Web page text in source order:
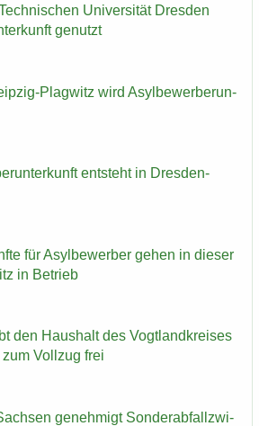
Uni­ver­si­tät Dres­den
ge­nutzt
​Plagwitz wird Asyl­be­wer­ber­un­
ent­steht in Dresden-​
für Asyl­be­wer­ber gehen in die­ser
in Be­trieb
den Haus­halt des Vogt­land­krei­ses
Voll­zug frei
ge­neh­migt Son­der­ab­fall­zwi­